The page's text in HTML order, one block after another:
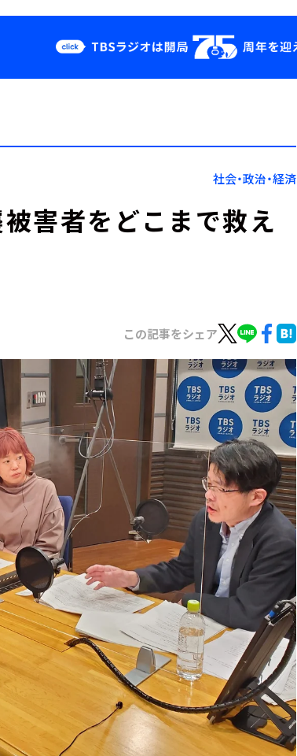
YouTube
会社情報社会・政治・経済
害者をどこまで救え
この記事をシェア